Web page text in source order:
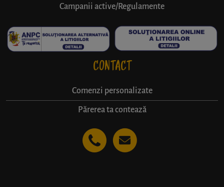
Campanii active/Regulamente
CONTACT
Comenzi personalizate
Părerea ta contează